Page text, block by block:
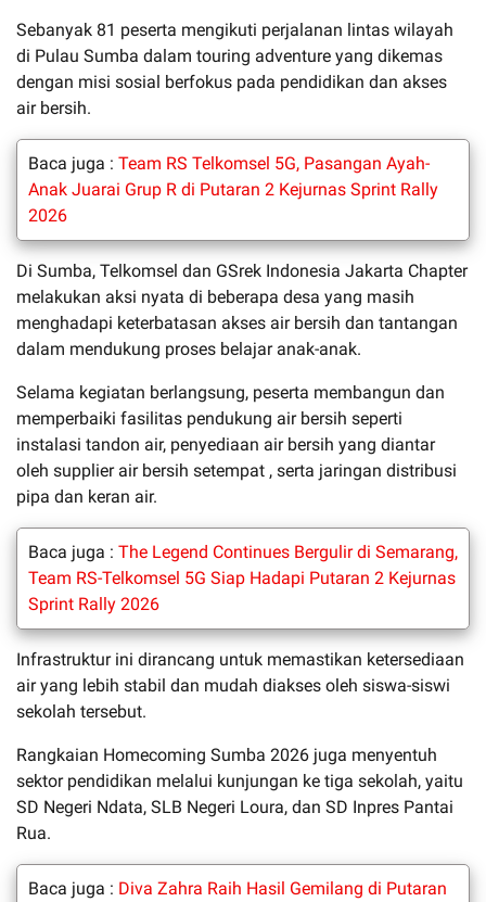
Sebanyak 81 peserta mengikuti perjalanan lintas wilayah
di Pulau Sumba dalam touring adventure yang dikemas
dengan misi sosial berfokus pada pendidikan dan akses
air bersih.
Baca juga : Team RS Telkomsel 5G, Pasangan Ayah-
Anak Juarai Grup R di Putaran 2 Kejurnas Sprint Rally
2026
Di Sumba, Telkomsel dan GSrek Indonesia Jakarta Chapter
melakukan aksi nyata di beberapa desa yang masih
menghadapi keterbatasan akses air bersih dan tantangan
dalam mendukung proses belajar anak-anak.
Selama kegiatan berlangsung, peserta membangun dan
memperbaiki fasilitas pendukung air bersih seperti
instalasi tandon air, penyediaan air bersih yang diantar
oleh supplier air bersih setempat , serta jaringan distribusi
pipa dan keran air.
Baca juga : The Legend Continues Bergulir di Semarang,
Team RS-Telkomsel 5G Siap Hadapi Putaran 2 Kejurnas
Sprint Rally 2026
Infrastruktur ini dirancang untuk memastikan ketersediaan
air yang lebih stabil dan mudah diakses oleh siswa-siswi
sekolah tersebut.
Rangkaian Homecoming Sumba 2026 juga menyentuh
sektor pendidikan melalui kunjungan ke tiga sekolah, yaitu
SD Negeri Ndata, SLB Negeri Loura, dan SD Inpres Pantai
Rua.
Baca juga : Diva Zahra Raih Hasil Gemilang di Putaran